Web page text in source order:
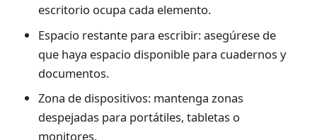
escritorio ocupa cada elemento.
Espacio restante para escribir: asegúrese de
que haya espacio disponible para cuadernos y
documentos.
Zona de dispositivos: mantenga zonas
despejadas para portátiles, tabletas o
monitores.